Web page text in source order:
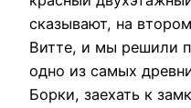
сказывают, на
Витте, и мы решили
одно из самых
Борки, заехать к